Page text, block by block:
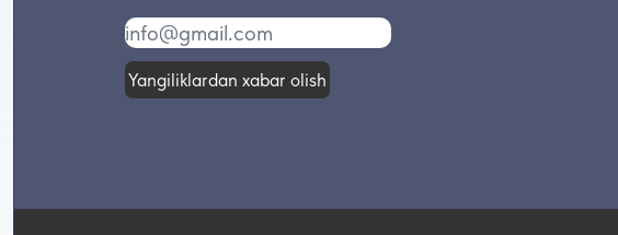
Yangiliklardan xabar olish